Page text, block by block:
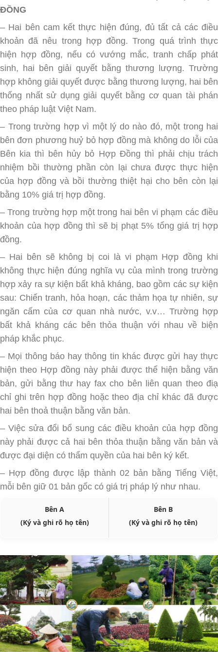
ĐỒNG
– Hai bên cam kết thực hiện đúng, đủ tất cả các điều
khoản đã nêu trong hợp đồng. Trong quá trình thực
hiện hợp đồng, nếu có vướng mắc, tranh chấp phát
sinh, hai bên giải quyết bằng thương lượng. Trường
hợp không giải quyết được bằng thương lượng, hai bên
thống nhất sử dụng giải quyết bằng cơ quan tài phán
theo pháp luật Việt Nam.
– Trong trường hợp vì một lý do nào đó, một trong hai
bên đơn phương huỷ bỏ hợp đồng mà không do lỗi của
Bên kia thì bên hủy bỏ Hợp Đồng thì phải chịu trách
nhiệm bồi thường phần còn lại chưa được thực hiện
của hợp đồng và bồi thường thiệt hại cho bên còn lại
bằng 10% giá trị hợp đồng.
– Trong trường hợp một trong hai bên vi phạm các điều
khoản của hợp đồng thì sẽ bị phạt 5% tổng giá trị hợp
đồng.
– Hai bên sẽ không bị coi là vi phạm Hợp đồng khi
không thực hiện đúng nghĩa vụ của mình trong trường
hợp xảy ra sự kiện bất khả kháng, bao gồm các sự kiện
sau: Chiến tranh, hỏa hoạn, các thảm họa tự nhiên, sự
ngăn cấm của cơ quan nhà nước, v.v… Trường hợp
bất khả kháng các bên thỏa thuận với nhau về biện
pháp khắc phục.
– Mọi thông báo hay thông tin khác được gửi hay thực
hiện theo Hợp đồng này phải được thể hiện bằng văn
bản, gửi bằng thư hay fax cho bên liên quan theo điạ
chỉ ghi trên hợp đồng hoặc theo địa chỉ khác đã được
hai bên thoả thuận bằng văn bản.
– Việc sửa đổi bổ sung các điều khoản của hợp đồng
này phải được cả hai bên thỏa thuận bằng văn bản và
được đại diện có thẩm quyền của hai bên ký kết.
– Hợp đồng được lập thành 02 bản bằng Tiếng Việt,
mỗi bên giữ 01 bản gốc có giá trị pháp lý như nhau.
Bên A
(Ký và ghi rõ họ tên)
Bên B
(Ký và ghi rõ họ tên)